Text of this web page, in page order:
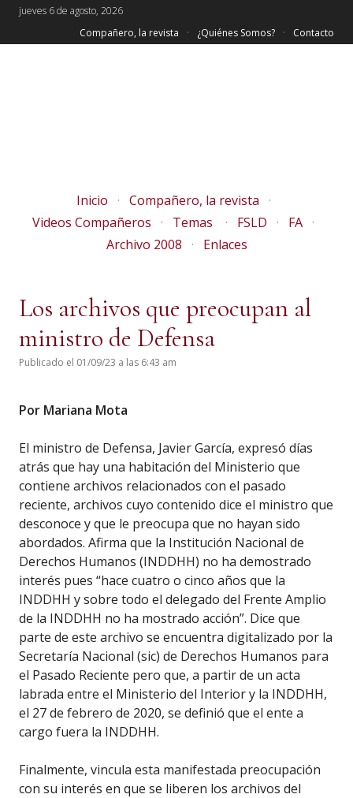
jueves 6 de agosto, 2026
Compañero, la revista
¿Quiénes Somos? Contacto
Inicio
Compañero, la revista
Videos Compañeros
Temas FSLD
FA
Archivo 2008
Enlaces
Los archivos que preocupan al
ministro de Defensa
Publicado el 01/09/23 a las 6:43 am
Por Mariana Mota
El ministro de Defensa, Javier García, expresó días
atrás que hay una habitación del Ministerio que
contiene archivos relacionados con el pasado
reciente, archivos cuyo contenido dice el ministro que
desconoce y que le preocupa que no hayan sido
abordados. Afirma que la Institución Nacional de
Derechos Humanos (INDDHH) no ha demostrado
interés pues “hace cuatro o cinco años que la
INDDHH y sobre todo el delegado del Frente Amplio
de la INDDHH no ha mostrado acción”. Dice que
parte de este archivo se encuentra digitalizado por la
Secretaría Nacional (sic) de Derechos Humanos para
el Pasado Reciente pero que, a partir de un acta
labrada entre el Ministerio del Interior y la INDDHH,
el 27 de febrero de 2020, se definió que el ente a
cargo fuera la INDDHH.
Finalmente, vincula esta manifestada preocupación
con su interés en que se liberen los archivos del